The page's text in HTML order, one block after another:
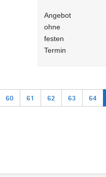
Angebot
ohne
festen
Termin
60 61 62 63 64